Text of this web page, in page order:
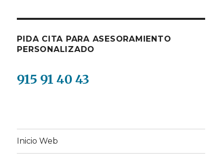
PIDA CITA PARA ASESORAMIENTO
PERSONALIZADO
915 91 40 43
Inicio Web